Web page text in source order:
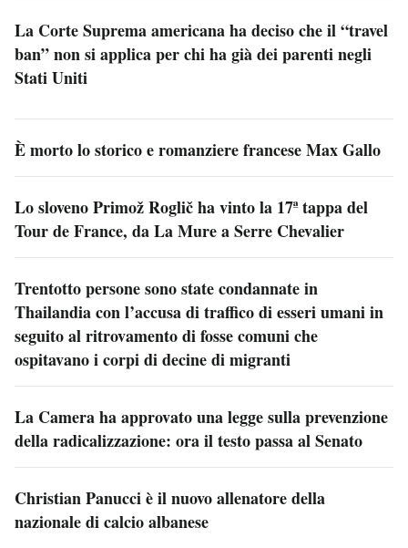
La Corte Suprema americana ha deciso che il “travel
ban” non si applica per chi ha già dei parenti negli
Stati Uniti
È morto lo storico e romanziere francese Max Gallo
Lo sloveno Primož Roglič ha vinto la 17ª tappa del
Tour de France, da La Mure a Serre Chevalier
Trentotto persone sono state condannate in
Thailandia con l’accusa di traffico di esseri umani in
seguito al ritrovamento di fosse comuni che
ospitavano i corpi di decine di migranti
La Camera ha approvato una legge sulla prevenzione
della radicalizzazione: ora il testo passa al Senato
Christian Panucci è il nuovo allenatore della
nazionale di calcio albanese